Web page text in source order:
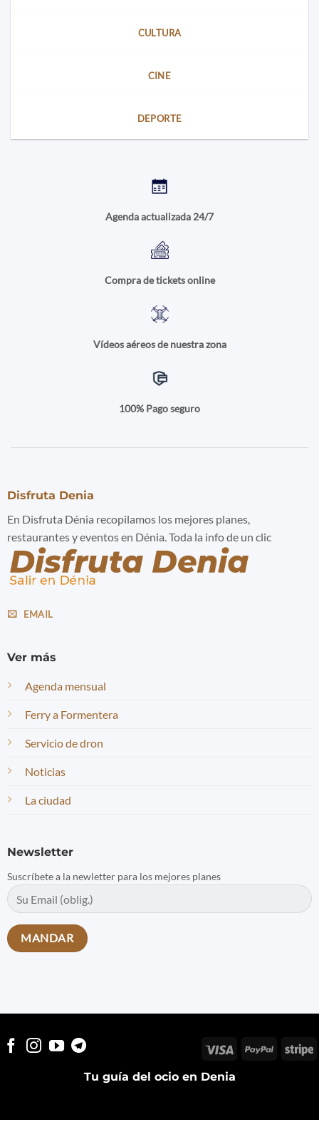
CULTURA
CINE
DEPORTE
Agenda actualizada 24/7
Compra de tickets online
Vídeos aéreos de nuestra zona
100% Pago seguro
Disfruta Denia
En Disfruta Dénia recopilamos los mejores planes,
restaurantes y eventos en Dénia. Toda la info de un clic
EMAIL
Ver más
Agenda mensual
Ferry a Formentera
Servicio de dron
Noticias
La ciudad
Newsletter
Suscríbete a la newletter para los mejores planes
Tu guía del ocio en Denia
Visa PayPal